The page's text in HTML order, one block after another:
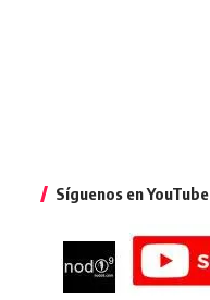
Síguenos en YouTube